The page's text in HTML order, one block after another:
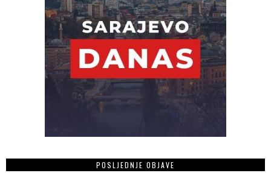
POSLJEDNJE OBJAVE